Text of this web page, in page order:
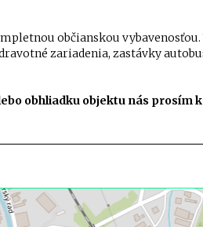
občianskou
zariadenia, zastávky
obhliadku objektu nás prosím